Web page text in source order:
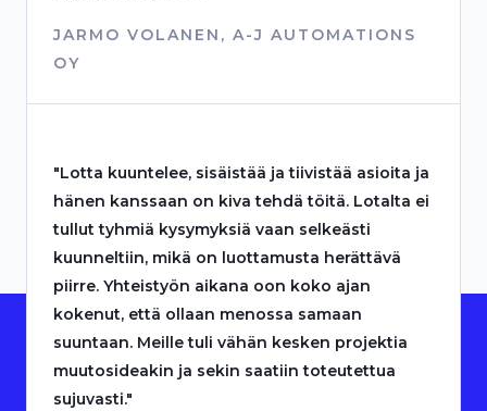
JARMO VOLANEN, A-J AUTOMATIONS
OY
"Lotta kuuntelee, sisäistää ja tiivistää asioita ja
hänen kanssaan on kiva tehdä töitä. Lotalta ei
tullut tyhmiä kysymyksiä vaan selkeästi
kuunneltiin, mikä on luottamusta herättävä
piirre. Yhteistyön aikana oon koko ajan
kokenut, että ollaan menossa samaan
suuntaan. Meille tuli vähän kesken projektia
muutosideakin ja sekin saatiin toteutettua
sujuvasti."